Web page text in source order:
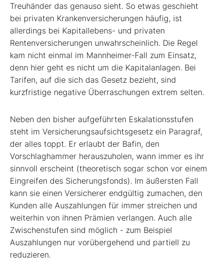
Treuhänder das genauso sieht. So etwas geschieht
bei privaten Krankenversicherungen häufig, ist
allerdings bei Kapitallebens- und privaten
Rentenversicherungen unwahrscheinlich. Die Regel
kam nicht einmal im Mannheimer-Fall zum Einsatz,
denn hier geht es nicht um die Kapitalanlagen. Bei
Tarifen, auf die sich das Gesetz bezieht, sind
kurzfristige negative Überraschungen extrem selten.
Neben den bisher aufgeführten Eskalationsstufen
steht im Versicherungsaufsichtsgesetz ein Paragraf,
der alles toppt. Er erlaubt der Bafin, den
Vorschlaghammer herauszuholen, wann immer es ihr
sinnvoll erscheint (theoretisch sogar schon vor einem
Eingreifen des Sicherungsfonds). Im äußersten Fall
kann sie einen Versicherer endgültig zumachen, den
Kunden alle Auszahlungen für immer streichen und
weiterhin von ihnen Prämien verlangen. Auch alle
Zwischenstufen sind möglich - zum Beispiel
Auszahlungen nur vorübergehend und partiell zu
reduzieren.